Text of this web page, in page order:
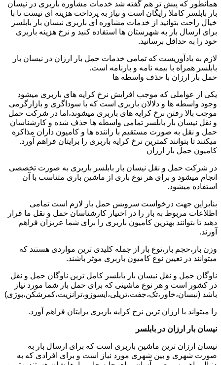
همانطور که پیش تر هم گفته شد خدمات مشاوره باربری در نیسان
بار بابلسر کاملا رایگان است و نیاز به پرداخت هزینه ای نیست تا با
خیال راحت بتوانید از خدمات مشاوره ای باربری نیسان بار بابلسر
برای ارسال بار به شهرستان ها استفاده کنید و نرخ هزینه باربری
خود را به حداقل برسانید.
لازم به یادآوریست که تمامی خدمات حمل بار ارزان در نیسان بار
بابلسر همراه با بیمه نامه و بارنامه است.
حمل بار ارزان با حذف واسطه ها
یکی از عواملی که موجب افزایش نرخ کرایه های باربری میشود
وجود واسطه ها و دلالان باربری است که با سوداگری و بازارگرمی
موجب بالا رفتن نرخ کرایه های باربری میشوند،اما در شرکت حمل
و نقل نیسان بار بابلسر تمامی واسطه ها حذف شده و کارشناسان
حمل و نقل به صورت مستقیم با راننده ها و کامیون داران مذاکره
میکنند تا بتوانند کمترین نرخ کرایه باربری را برایتان فراهم آورد.
کامیون حمل بار ارزان
در شرکت حمل و نقل نیسان بار بابلسر باربری به صورت تخصصی
انجام میشود و برای هر نوع باری از ماشین باری متناسب با آن
استفاده میشود.
بنابراین جهت درخواست سرویس حمل بار لازم است تمامی
اطلاعات مربوط به بار را در اختیار کارشناسان حمل و نقل ما قرار
دهید تا بتوانند بهترین کامیون باربری را برای شما عزیزان فراهم
آورند.
وزن بار،حجم بار،نوع بار از جمله کلیدی ترین مواردی هستند که
میتوانند در تعیین نوع کامیون باربری موثر باشند.
ناوگان حمل و نقل نیسان بار بابلسر کامل ترین ناوگان حمل و نقل
در کشور است و هر نوع ماشینی که برای حمل بار شما مورد نیاز
باشد (نیسان،خاور،تک،جفت،تریلی،ایسوزو،ترانزیت،کمرشکن،بوژی)
را میتواند با ارزان ترین نرخ کرایه باربری برایتان فراهم آورد.
نیسان بار ارزان در بابلسر
نیسان ارزان ترین ماشین باربری است که برای ارسال بار به
صورت شهری و بین شهری مورد نیاز است و برای افرادی که به